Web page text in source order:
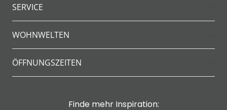
SERVICE
WOHNWELTEN
ÖFFNUNGSZEITEN
Finde mehr Inspiration: